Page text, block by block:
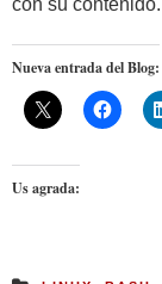
con su contenido.
Nueva entrada del Blog:
Us agrada: